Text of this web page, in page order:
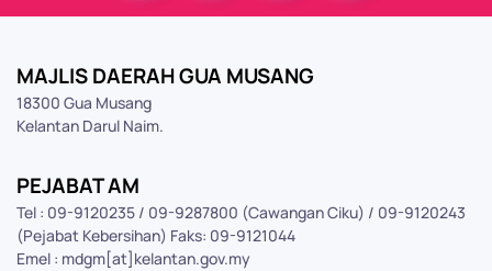
MAJLIS DAERAH GUA MUSANG
18300 Gua Musang
Kelantan Darul Naim.
PEJABAT AM
Tel : 09-9120235 / 09-9287800 (Cawangan Ciku) / 09-9120243
(Pejabat Kebersihan) Faks: 09-9121044
Emel : mdgm[at]kelantan.gov.my